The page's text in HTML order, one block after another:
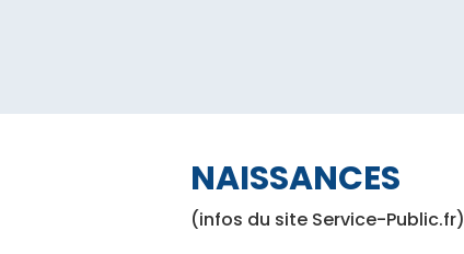
NAISSANCES
(infos du site Service-Public.fr)